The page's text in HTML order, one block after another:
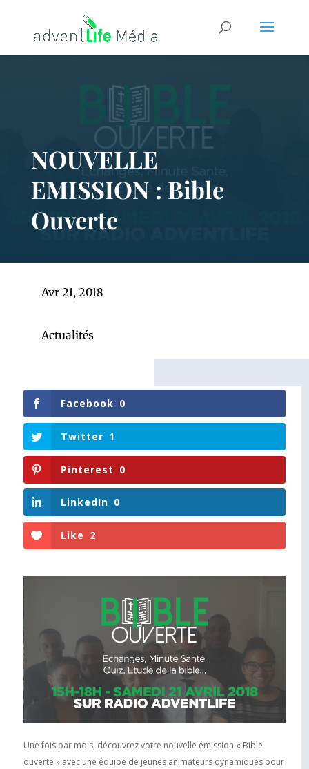
NOUVELLE
EMISSION : Bible
Ouverte
Avr 21, 2018
Actualités
Facebook 0
Twitter 1
Pinterest 0
LinkedIn 0
Like 2
Une fois par mois, découvrez votre nouvelle émission « Bible
ouverte » avec une équipe de jeunes animateurs dynamiques pour